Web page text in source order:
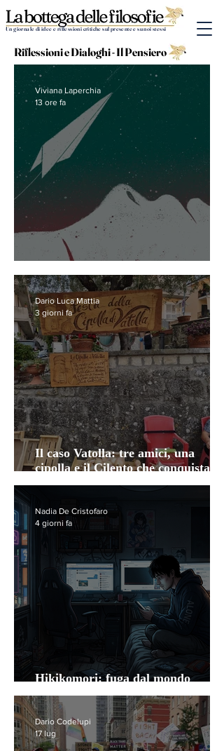
Un giornale di idee e riflessioni critiche sul presente e su noi stessi
Riflessioni e Dialoghi - Il Pensiero
Paper Plane
Viviana Laperchia
13 ore fa
Il caso Vatolla: tre amici, una
cipolla e il Cilento che conquista
l'anima
Dario Luca Mattia
3 giorni fa
Hikikomori: fuga dal mondo
nell'era dell'iperconnessione
Nadia De Cristofaro
4 giorni fa
Dario Codelupi
17 lug